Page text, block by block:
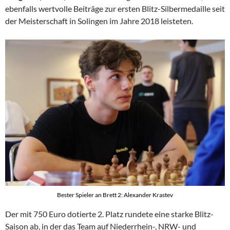
ebenfalls wertvolle Beiträge zur ersten Blitz-Silbermedaille seit
der Meisterschaft in Solingen im Jahre 2018 leisteten.
Bester Spieler an Brett 2: Alexander Krastev
Der mit 750 Euro dotierte 2. Platz rundete eine starke Blitz-
Saison ab, in der das Team auf Niederrhein-, NRW- und